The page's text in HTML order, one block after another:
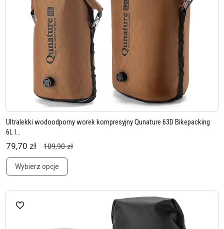
Ultralekki wodoodporny worek kompresyjny Qunature 63D Bikepacking
6L l...
79,70 zł 109,90 zł
Wybierz opcje